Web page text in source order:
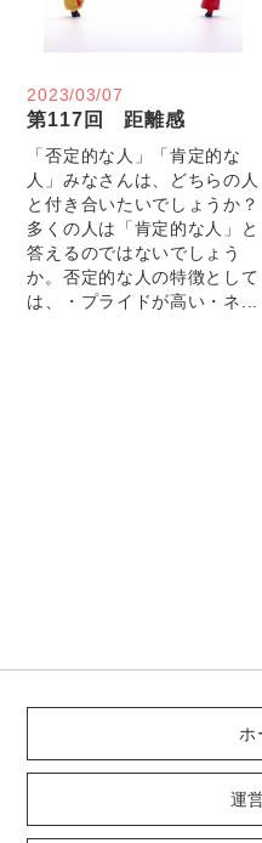
2023/03/07
第117回 距離感
「否定的な人」「肯定的な
人」みなさんは、どちらの人
と付き合いたいでしょうか？
多くの人は「肯定的な人」と
答えるのではないでしょう
か。否定的な人の特徴として
は、・プライドが高い・ネ...
ホ
運